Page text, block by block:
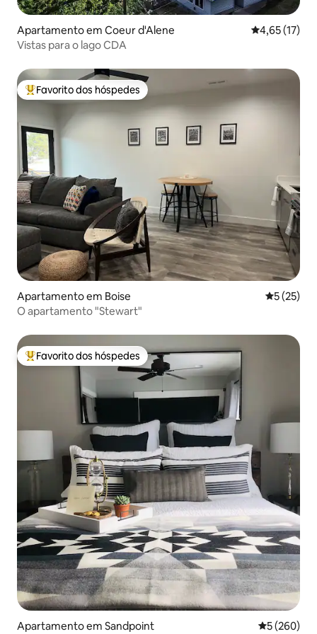
Apartamento em Coeur d'Alene Classificação
4,65 (17)
Vistas para o lago CDA
Favoritos dos hóspedes mais apreciados
Favorito dos hóspedes
Apartamento em Boise
5 (25)
O apartamento "Stewart"
Favoritos dos hóspedes mais apreciados
Favorito dos hóspedes
Apartamento em Sandpoint 5 (260)